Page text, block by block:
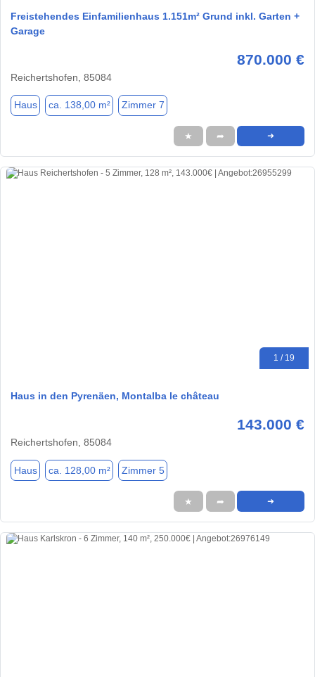
Freistehendes Einfamilienhaus 1.151m² Grund inkl. Garten +
Garage
870.000 €
Reichertshofen, 85084
Haus ca. 138,00 m² Zimmer 7
★ ➦ ➜
1 / 19
Haus in den Pyrenäen, Montalba le château
143.000 €
Reichertshofen, 85084
Haus ca. 128,00 m² Zimmer 5
★ ➦ ➜